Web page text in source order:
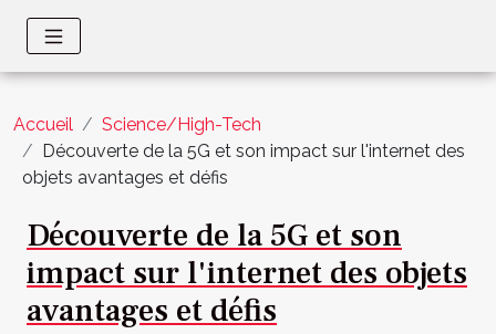
Accueil
Science/High-Tech
Découverte de la 5G et son impact sur l'internet des
objets avantages et défis
Découverte de la 5G et son
impact sur l'internet des objets
avantages et défis